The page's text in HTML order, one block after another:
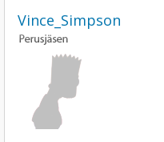
Vince_Simpson